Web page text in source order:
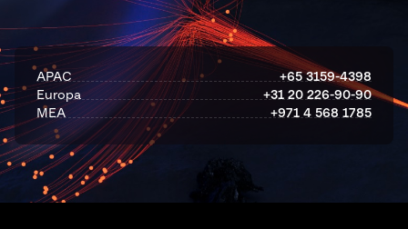
APAC
+65 3159-4398
Europa
+31 20 226-90-90
MEA
+971 4 568 1785